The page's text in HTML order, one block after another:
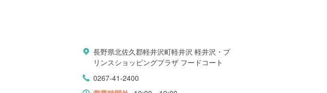
長野県北佐久郡軽井沢町軽井沢 軽井沢・プ
リンスショッピングプラザ フードコート
0267-41-2400